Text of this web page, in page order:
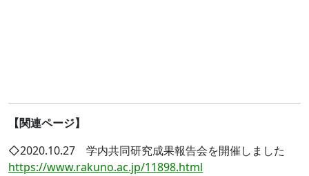
【関連ページ】
◇2020.10.27 学内共同研究成果報告会を開催しました
https://www.rakuno.ac.jp/11898.html